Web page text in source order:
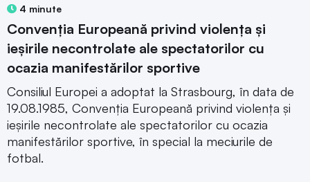
4 minute
Convenția Europeană privind violența și
ieșirile necontrolate ale spectatorilor cu
ocazia manifestărilor sportive
Consiliul Europei a adoptat la Strasbourg, în data de
19.08.1985, Convenția Europeană privind violența și
ieșirile necontrolate ale spectatorilor cu ocazia
manifestărilor sportive, în special la meciurile de
fotbal.